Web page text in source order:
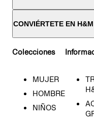
CONVIÉRTETE EN
Colecciones
MUJER
HOMBRE
NIÑOS